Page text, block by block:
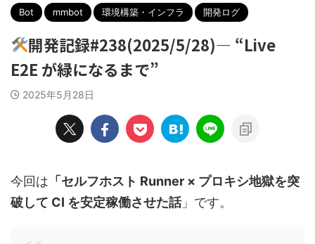
Bot mmbot 環境構築・インフラ 開発ログ
開発記録#238(2025/5/28)— “Live
E2E が緑になるまで”
2025年5月28日
今回は 「セルフホスト Runner × プロキシ地獄を突
破して CI を安定稼働させた話」です。